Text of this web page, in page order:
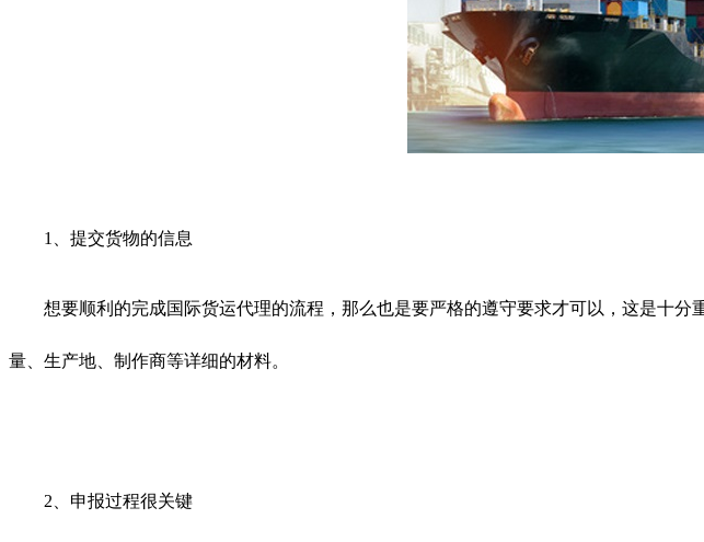
1、提交货物的信息
想要顺利的完成国际货运代理的流程，那么也是要严格的遵守要求才可以，这是十分
量、生产地、制作商等详细的材料。
2、申报过程很关键